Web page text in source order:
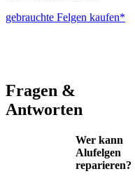
gebrauchte Felgen kaufen*
Fragen &
Antworten
Wer kann
Alufelgen
reparieren?